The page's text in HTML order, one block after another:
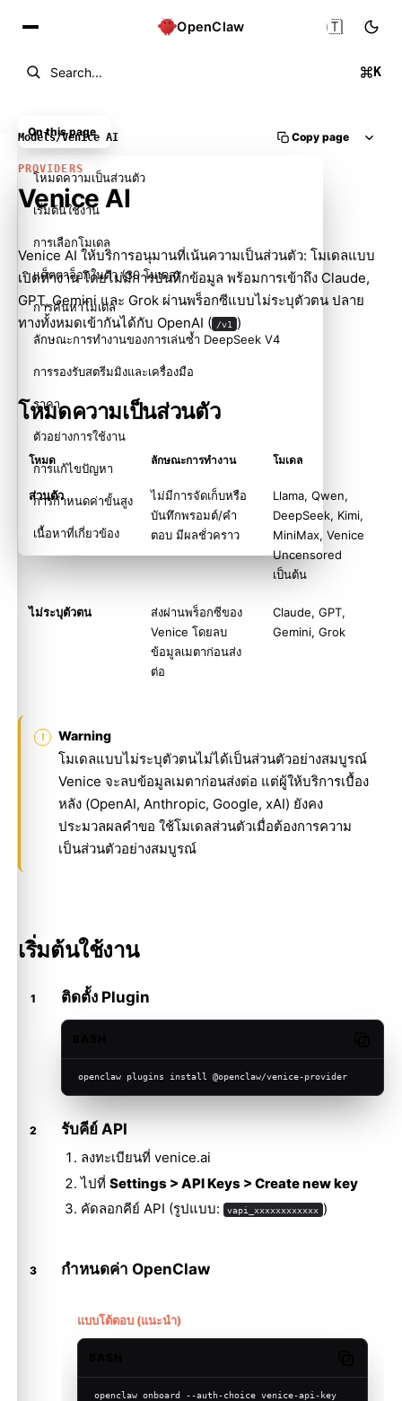
OpenClaw
Search... K
🇹🇭
Models/Venice AI Copy page
PROVIDERS
Venice AI
Venice AI ให้บริการอนุมานที่เน้นความเป็นส่วนตัว: โมเดลแบบ
เปิดทำงาน โดยไม่มีการบันทึกข้อมูล พร้อมการเข้าถึง Claude,
GPT, Gemini และ Grok ผ่านพร็อกซีแบบไม่ระบุตัวตน ปลาย
ทางทั้งหมดเข้ากันได้กับ OpenAI ( /v1 )
โหมดความเป็นส่วนตัว
โหมด ลักษณะการทำงาน โมเดล
ส่วนตัว
ไม่มีการจัดเก็บหรือ
บันทึกพรอมต์/คำ
ตอบ มีผลชั่วคราว
Llama, Qwen,
DeepSeek, Kimi,
MiniMax, Venice
Uncensored
เป็นต้น
ไม่ระบุตัวตน
ส่งผ่านพร็อกซีของ
Venice โดยลบ
ข้อมูลเมตาก่อนส่ง
ต่อ
Claude, GPT,
Gemini, Grok
Warning
โมเดลแบบไม่ระบุตัวตนไม่ได้เป็นส่วนตัวอย่างสมบูรณ์
Venice จะลบข้อมูลเมตาก่อนส่งต่อ แต่ผู้ให้บริการเบื้อง
หลัง (OpenAI, Anthropic, Google, xAI) ยังคง
ประมวลผลคำขอ ใช้โมเดลส่วนตัวเมื่อต้องการความ
เป็นส่วนตัวอย่างสมบูรณ์
เริ่มต้นใช้งาน
ติดตั้ง Plugin
openclaw plugins install @openclaw/venice-provider
รับคีย์ API
ลงทะเบียนที่ venice.ai
ไปที่ Settings > API Keys > Create new key
คัดลอกคีย์ API (รูปแบบ:
vapi_xxxxxxxxxxxx )
กำหนดค่า OpenClaw
แบบโต้ตอบ (แนะนำ)
openclaw onboard --auth-choice venice-api-key
On this page
โหมดความเป็นส่วนตัว
เริ่มต้นใช้งาน
การเลือกโมเดล
แค็ตตาล็อกในตัว (30 โมเดล)
การค้นหาโมเดล
ลักษณะการทำงานของการเล่นซ้ำ DeepSeek V4
การรองรับสตรีมมิงและเครื่องมือ
ราคา
ตัวอย่างการใช้งาน
การแก้ไขปัญหา
การกำหนดค่าขั้นสูง
เนื้อหาที่เกี่ยวข้อง